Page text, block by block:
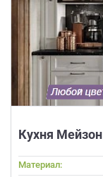
Кухня Мейзон
Материал: